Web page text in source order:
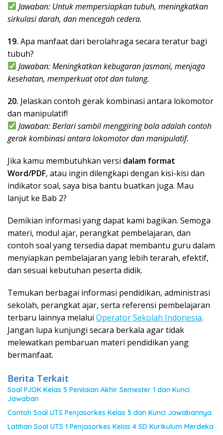
Jawaban: Untuk mempersiapkan tubuh, meningkatkan
sirkulasi darah, dan mencegah cedera.
19. Apa manfaat dari berolahraga secara teratur bagi
tubuh?
Jawaban: Meningkatkan kebugaran jasmani, menjaga
kesehatan, memperkuat otot dan tulang.
20. Jelaskan contoh gerak kombinasi antara lokomotor
dan manipulatif!
Jawaban: Berlari sambil menggiring bola adalah contoh
gerak kombinasi antara lokomotor dan manipulatif.
Jika kamu membutuhkan versi dalam format
Word/PDF, atau ingin dilengkapi dengan kisi-kisi dan
indikator soal, saya bisa bantu buatkan juga. Mau
lanjut ke Bab 2?
Demikian informasi yang dapat kami bagikan. Semoga
materi, modul ajar, perangkat pembelajaran, dan
contoh soal yang tersedia dapat membantu guru dalam
menyiapkan pembelajaran yang lebih terarah, efektif,
dan sesuai kebutuhan peserta didik.
Temukan berbagai informasi pendidikan, administrasi
sekolah, perangkat ajar, serta referensi pembelajaran
terbaru lainnya melalui Operator Sekolah Indonesia.
Jangan lupa kunjungi secara berkala agar tidak
melewatkan pembaruan materi pendidikan yang
bermanfaat.
Berita Terkait
Soal PJOK Kelas 5 Penilaian Akhir Semester 1 dan Kunci
Jawaban
Contoh Soal UTS Penjasorkes Kelas 5 dan Kunci Jawabannya
Latihan Soal UTS 1 Penjasorkes Kelas 4 SD Kurikulum Merdeka